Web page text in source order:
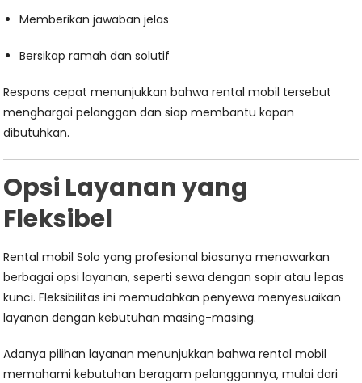
Memberikan jawaban jelas
Bersikap ramah dan solutif
Respons cepat menunjukkan bahwa rental mobil tersebut
menghargai pelanggan dan siap membantu kapan
dibutuhkan.
Opsi Layanan yang
Fleksibel
Rental mobil Solo yang profesional biasanya menawarkan
berbagai opsi layanan, seperti sewa dengan sopir atau lepas
kunci. Fleksibilitas ini memudahkan penyewa menyesuaikan
layanan dengan kebutuhan masing-masing.
Adanya pilihan layanan menunjukkan bahwa rental mobil
memahami kebutuhan beragam pelanggannya, mulai dari